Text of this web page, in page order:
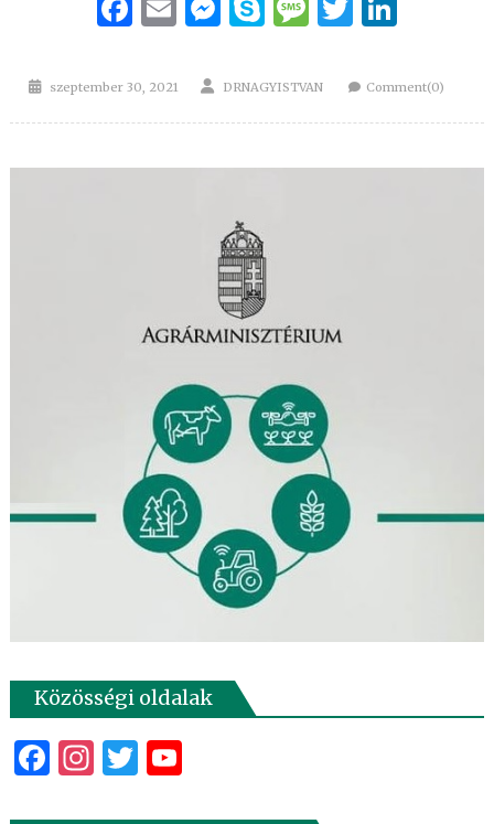
Facebook
EmailMessenger
Skype
Message
Twitter
Posted
szeptember 30, 2021 Author
DRNAGYISTVAN Comment(0)
Közösségi oldalak
Facebook
Instagram
Twitter
YouTube